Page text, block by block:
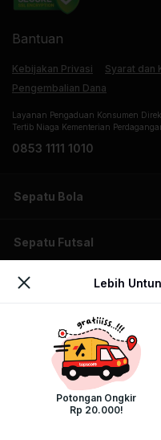
Lebih
Potongan Ongkir
Rp 20.000!
Bantuan
Kebijakan Privasi Syarat dan
Pengembalian Dana
Layanan Pengaduan Konsumen
Tertib Niaga Kementerian
0853 1111 1010
Sepatu Bola
Sepatu Futsal
Sepatu Running
Sepatu Sneakers
Jersey Timnas Indonesia